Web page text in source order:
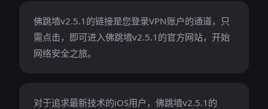
佛跳墙v2.5.1的链接是您登录VPN账户的通道，只
需点击，即可进入佛跳墙v2.5.1的官方网站，开始
网络安全之旅。
对于追求最新技术的iOS用户，佛跳墙v2.5.1的